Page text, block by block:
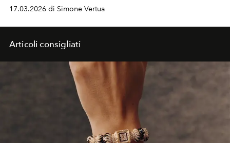
tulle.
17.03.2026 di Simone Vertua
Articoli consigliati